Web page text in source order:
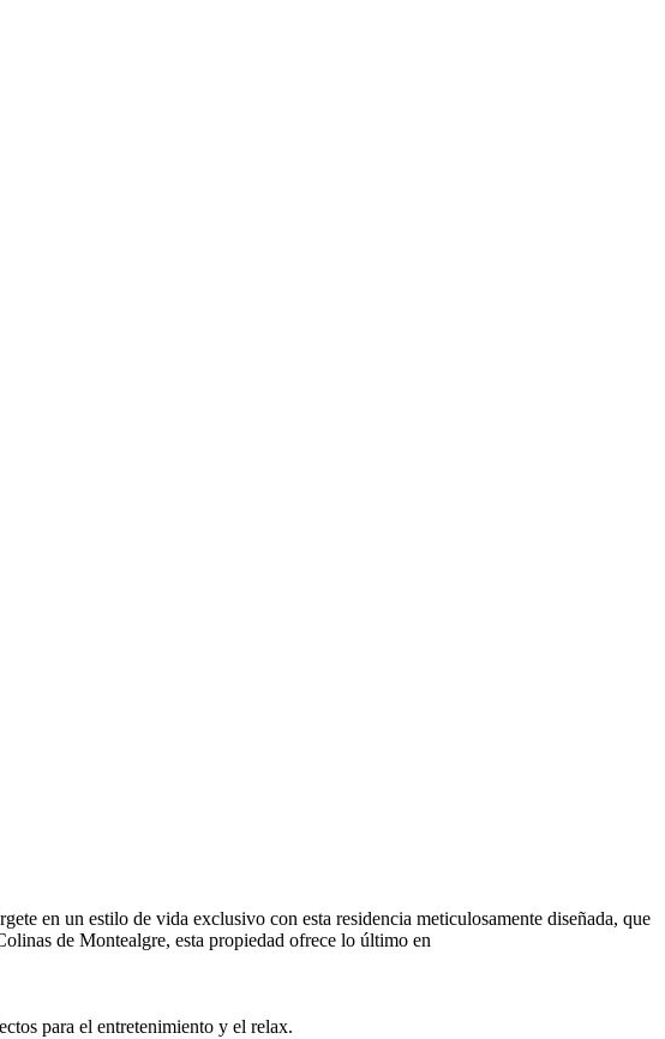
en un estilo de vida exclusivo con esta residencia meticulosamente diseñada, que
de Montealgre, esta propiedad ofrece lo último en
para el entretenimiento y el relax.